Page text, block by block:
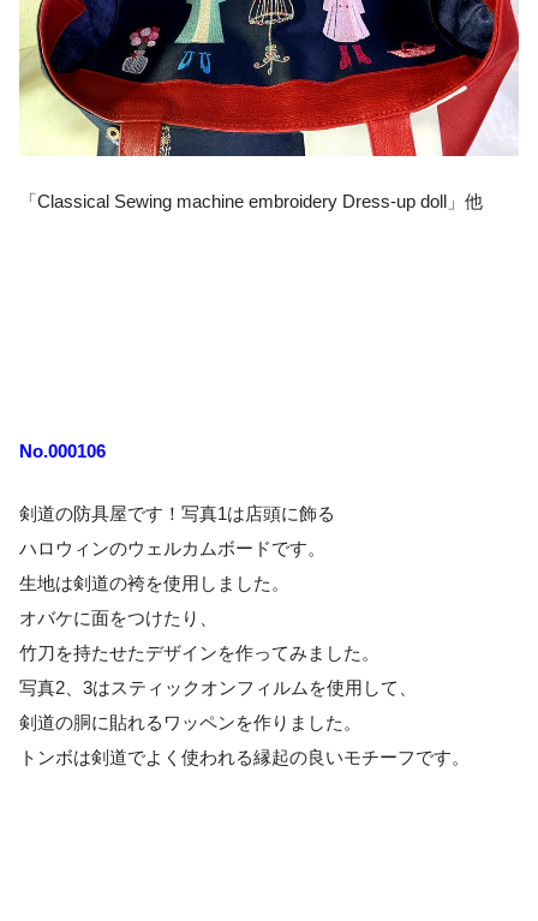
「Classical Sewing machine embroidery Dress-up doll」他
No.000106
剣道の防具屋です！写真1は店頭に飾る
ハロウィンのウェルカムボードです。
生地は剣道の袴を使用しました。
オバケに面をつけたり、
竹刀を持たせたデザインを作ってみました。
写真2、3はスティックオンフィルムを使用して、
剣道の胴に貼れるワッペンを作りました。
トンボは剣道でよく使われる縁起の良いモチーフです。